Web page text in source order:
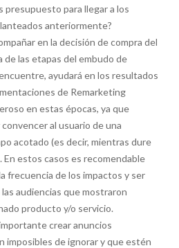
presupuesto para llegar a los
anteriormente?
en la decisión de compra del
de las etapas del embudo de
ayudará en los resultados
de Remarketing
en estas épocas, ya que
al usuario de una
acotado (es decir, mientras dure
En estos casos es recomendable
frecuencia de los impactos y ser
audiencias que mostraron
producto y/o servicio.
crear anuncios
imposibles de ignorar y que estén